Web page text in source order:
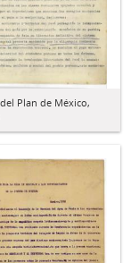
Plan de México,